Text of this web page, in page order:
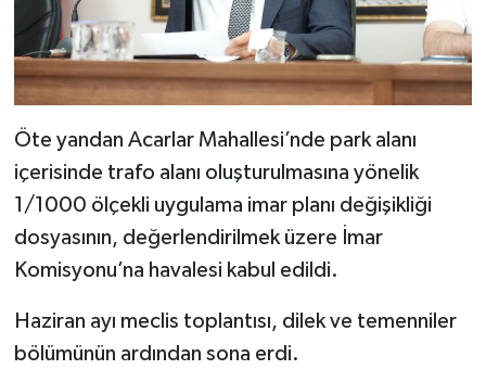
Öte yandan Acarlar Mahallesi’nde park alanı
içerisinde trafo alanı oluşturulmasına yönelik
1/1000 ölçekli uygulama imar planı değişikliği
dosyasının, değerlendirilmek üzere İmar
Komisyonu’na havalesi kabul edildi.
Haziran ayı meclis toplantısı, dilek ve temenniler
bölümünün ardından sona erdi.